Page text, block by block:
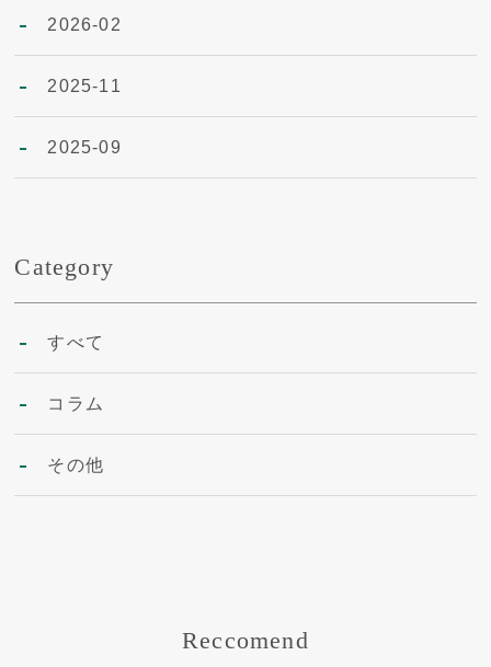
2026-02
2025-11
2025-09
Category
すべて
コラム
その他
Reccomend